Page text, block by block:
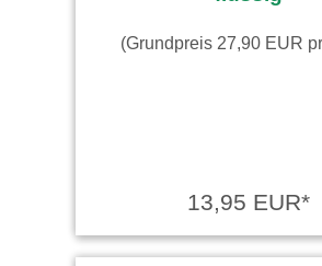
(Grundpreis 27,90 EUR
13,95 EUR*